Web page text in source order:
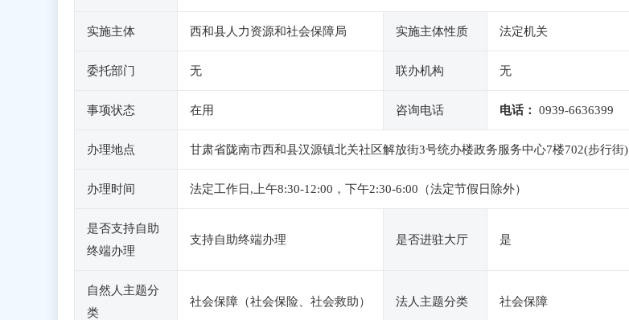
实施主体 西和县人力资源和社会保障局 实施主体性质 法定机关
委托部门 无 联办机构 无
事项状态 在用 咨询电话 电话： 0939-6636399
办理地点 甘肃省陇南市西和县汉源镇北关社区解放街3号统办楼政务服务中心7楼702(步行街)
办理时间 法定工作日,上午8:30-12:00，下午2:30-6:00（法定节假日除外）
是否支持自助
终端办理
支持自助终端办理 是否进驻大厅 是
自然人主题分
类
社会保障（社会保险、社会救助） 法人主题分类 社会保障